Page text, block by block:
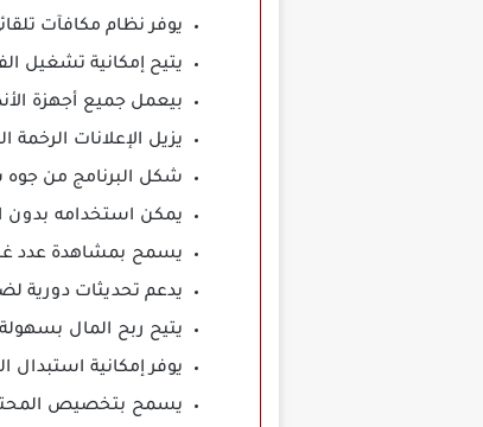
يوفر نظام مكافآت
يتيح إمكانية تشغيل
بيعمل جميع أجهزة
يزيل الإعلانات
شكل البرنامج من جوه
يمكن استخدامه بدون
يسمح بمشاهدة عدد
يدعم تحديثات دورية
يتيح ربح المال
يوفر إمكانية استبدال
يسمح بتخصيص